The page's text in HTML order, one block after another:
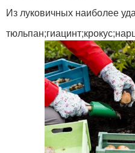
Из луковичных наиболее